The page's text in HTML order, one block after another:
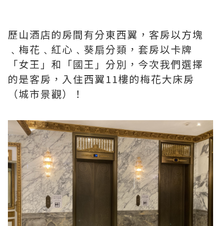
歷山酒店的房間有分東西翼，客房以方塊
﹑梅花﹑紅心﹑葵扇分類，套房以卡牌
「女王」和「國王」分別，今次我們選擇
的是客房，入住西翼11樓的梅花大床房
（城市景觀）！